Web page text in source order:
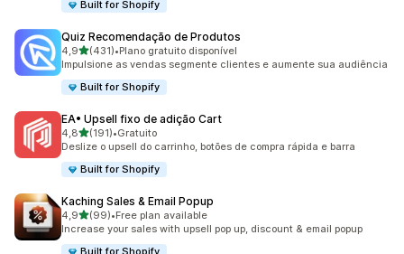
Built for Shopify
Quiz Recomendação de Produtos
4,9de 5 estrelas
(431)
431 total de avaliações
•Plano gratuito disponível
Impulsione as vendas segmente clientes e aumente sua audiência
Built for Shopify
EA• Upsell fixo de adição Cart
4,8de 5 estrelas
(191)
191 total de avaliações
•Gratuito
Deslize o upsell do carrinho, botões de compra rápida e barra
Built for Shopify
Kaching Sales & Email Popup
4,9de 5 estrelas
(99)
99 total de avaliações
•Free plan available
Increase your sales with upsell pop up, discount & email popup